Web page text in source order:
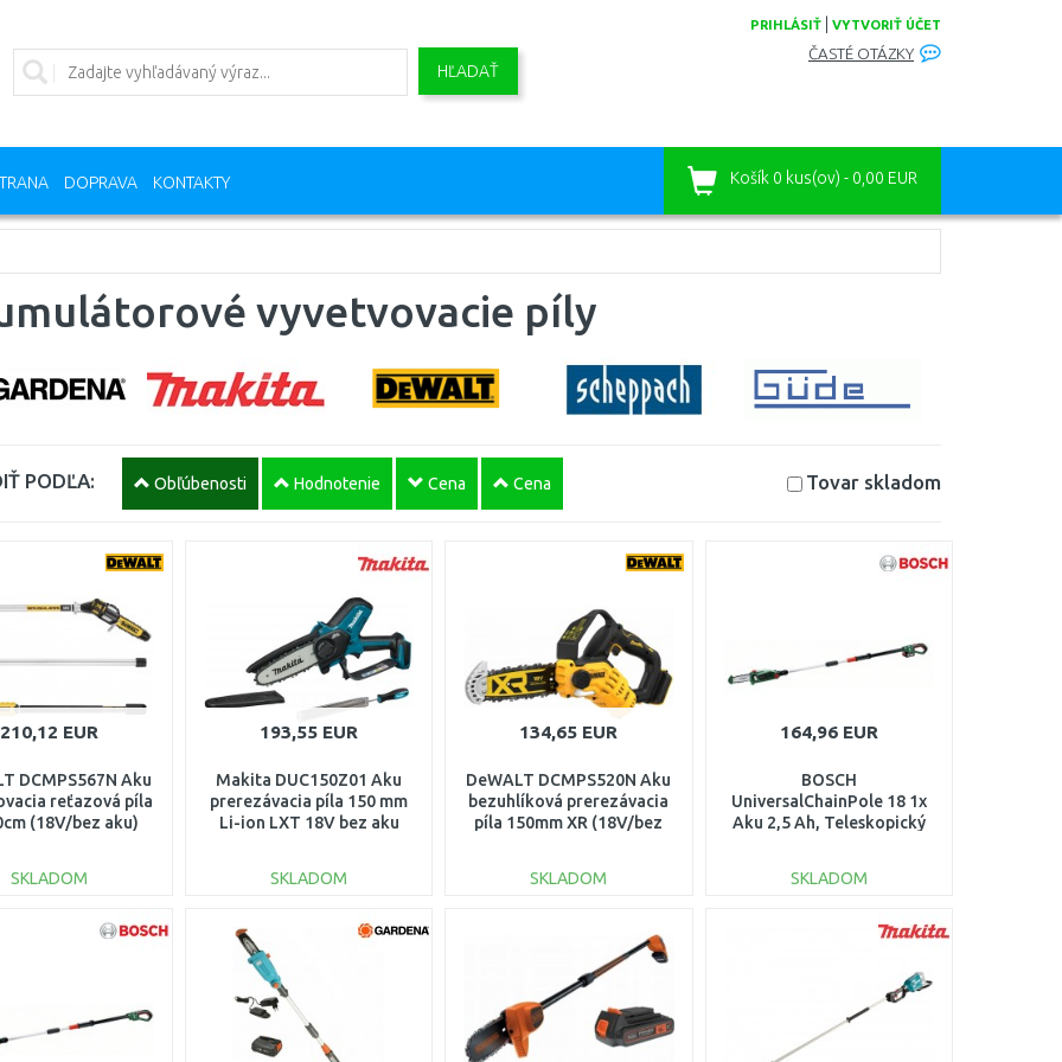
PRIHLÁSIŤ VYTVORIŤ ÚČET
ČASTÉ OTÁZKY
HĽADAŤ
DOPRAVA KONTAKTY Košík 0 kus(ov) - 0,00 EUR
vyvetvovacie píly
PODĽA: Obľúbenosti Hodnotenie Cena Cena Tovar skladom
210,12 EUR
DCMPS567N Aku
reťazová píla
(18V/bez aku)
SKLADOM
DO KOŠÍKA
193,55 EUR
Makita DUC150Z01 Aku
prerezávacia píla 150 mm
Li-ion LXT 18V bez aku
SKLADOM
DO KOŠÍKA
134,65 EUR
DeWALT DCMPS520N Aku
bezuhlíková prerezávacia
píla 150mm XR (18V/bez
SKLADOM
Porovnať
164,96 EUR
BOSCH
UniversalChainPole 18 1x
Aku 2,5 Ah, Teleskopický
SKLADOM
DO KOŠÍKA